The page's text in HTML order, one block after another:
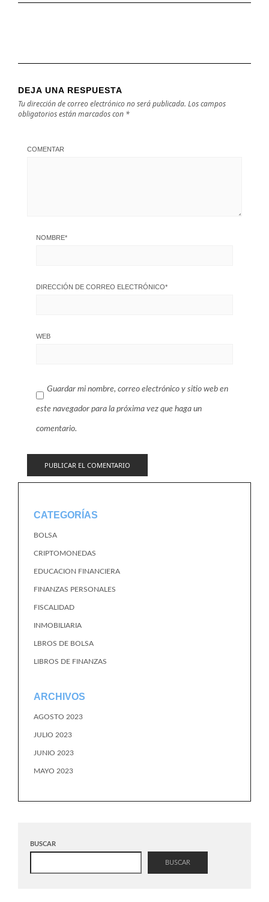
DEJA UNA RESPUESTA
Tu dirección de correo electrónico no será publicada. Los campos
obligatorios están marcados con *
COMENTAR
NOMBRE*
DIRECCIÓN DE CORREO ELECTRÓNICO*
WEB
Guardar mi nombre, correo electrónico y sitio web en
este navegador para la próxima vez que haga un
comentario.
CATEGORÍAS
BOLSA
CRIPTOMONEDAS
EDUCACION FINANCIERA
FINANZAS PERSONALES
FISCALIDAD
INMOBILIARIA
LBROS DE BOLSA
LIBROS DE FINANZAS
ARCHIVOS
AGOSTO 2023
JULIO 2023
JUNIO 2023
MAYO 2023
BUSCAR
BUSCAR